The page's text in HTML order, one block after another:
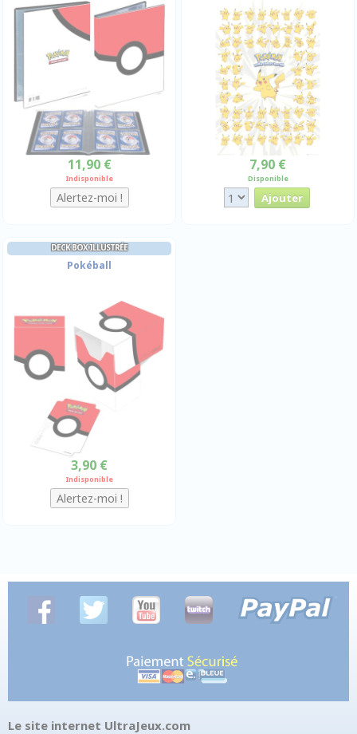
11,90 €
Indisponible
7,90 €
Disponible
DECK BOX ILLUSTRÉE
Pokéball
3,90 €
Indisponible
Le site internet UltraJeux.com